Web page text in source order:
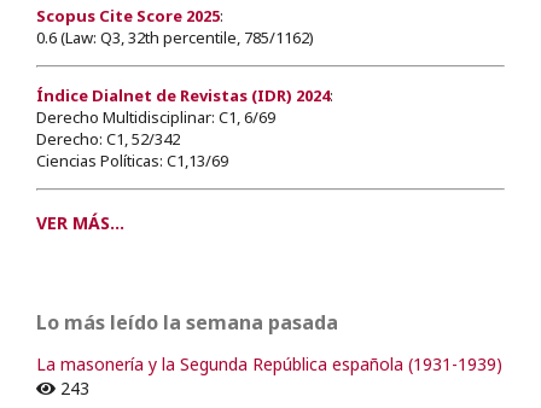
Scopus Cite Score 2025:
0.6 (Law: Q3, 32th percentile, 785/1162)
Índice Dialnet de Revistas (IDR) 2024:
Derecho Multidisciplinar: C1, 6/69
Derecho: C1, 52/342
Ciencias Políticas: C1,13/69
VER MÁS...
Lo más leído la semana pasada
La masonería y la Segunda República española (1931-1939)
243